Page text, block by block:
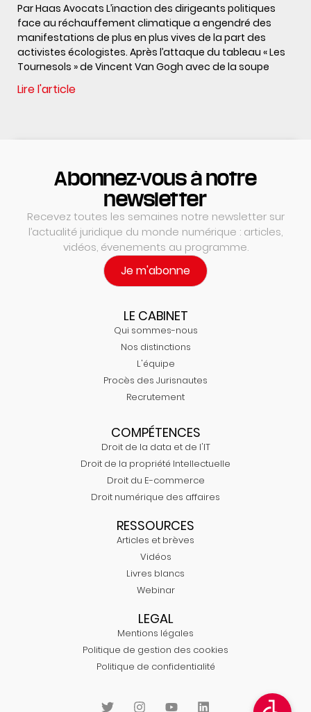
Par Haas Avocats L’inaction des dirigeants politiques
face au réchauffement climatique a engendré des
manifestations de plus en plus vives de la part des
activistes écologistes. Après l’attaque du tableau « Les
Tournesols » de Vincent Van Gogh avec de la soupe
Lire l'article
Abonnez-vous à notre
newsletter
Recevez toutes les semaines notre newsletter sur
l’actualité juridique du monde numérique : articles,
vidéos, évenements au programme.
Je m'abonne
LE CABINET
Qui sommes-nous
Nos distinctions
L'équipe
Procès des Jurisnautes
Recrutement
COMPÉTENCES
Droit de la data et de l'IT
Droit de la propriété Intellectuelle
Droit du E-commerce
Droit numérique des affaires
RESSOURCES
Articles et brèves
Vidéos
Livres blancs
Webinar
LEGAL
Mentions légales
Politique de gestion des cookies
Politique de confidentialité